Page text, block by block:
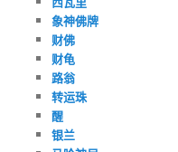
象神佛牌
财佛
财龟
路翁
转运珠
醒
银兰